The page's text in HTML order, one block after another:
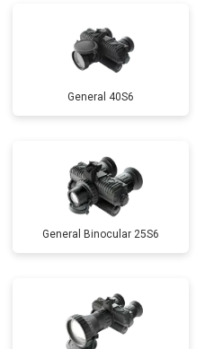
General 40S6
General Binocular 25S6